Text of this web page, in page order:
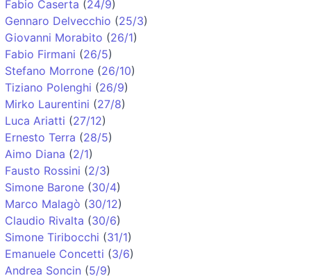
Fabio Caserta (24/9)
Gennaro Delvecchio (25/3)
Giovanni Morabito (26/1)
Fabio Firmani (26/5)
Stefano Morrone (26/10)
Tiziano Polenghi (26/9)
Mirko Laurentini (27/8)
Luca Ariatti (27/12)
Ernesto Terra (28/5)
Aimo Diana (2/1)
Fausto Rossini (2/3)
Simone Barone (30/4)
Marco Malagò (30/12)
Claudio Rivalta (30/6)
Simone Tiribocchi (31/1)
Emanuele Concetti (3/6)
Andrea Soncin (5/9)